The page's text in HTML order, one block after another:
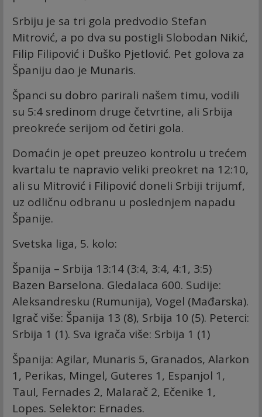
Srbiju je sa tri gola predvodio Stefan
Mitrović, a po dva su postigli Slobodan Nikić,
Filip Filipović i Duško Pjetlović. Pet golova za
Španiju dao je Munaris.
Španci su dobro parirali našem timu, vodili
su 5:4 sredinom druge četvrtine, ali Srbija
preokreće serijom od četiri gola.
Domaćin je opet preuzeo kontrolu u trećem
kvartalu te napravio veliki preokret na 12:10,
ali su Mitrović i Filipović doneli Srbiji trijumf,
uz odličnu odbranu u poslednjem napadu
Španije.
Svetska liga, 5. kolo:
Španija – Srbija 13:14 (3:4, 3:4, 4:1, 3:5)
Bazen Barselona. Gledalaca 600. Sudije:
Aleksandresku (Rumunija), Vogel (Mađarska).
Igrač više: Španija 13 (8), Srbija 10 (5). Peterci:
Srbija 1 (1). Sva igrača više: Srbija 1 (1)
Španija: Agilar, Munaris 5, Granados, Alarkon
1, Perikas, Mingel, Guteres 1, Espanjol 1,
Taul, Fernades 2, Malarač 2, Ečenike 1,
Lopes. Selektor: Ernades.